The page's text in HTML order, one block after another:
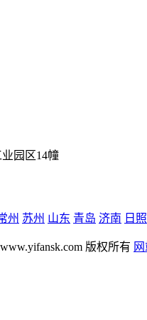
园区14幢
州 苏州 山东 青岛 济南 日照
版权所有